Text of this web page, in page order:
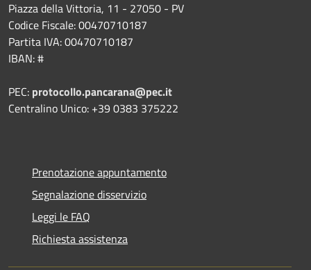
Piazza della Vittoria, 11 - 27050 - PV
Codice Fiscale: 00470710187
Partita IVA: 00470710187
IBAN: #
PEC: protocollo.pancarana@pec.it
Centralino Unico: +39 0383 375222
Prenotazione appuntamento
Segnalazione disservizio
Leggi le FAQ
Richiesta assistenza